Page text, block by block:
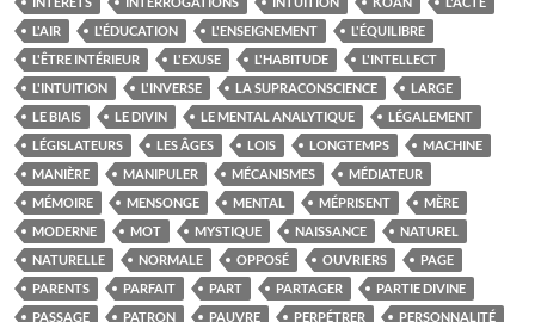
L'AIR
L'ÉDUCATION L'ENSEIGNEMENT
L'ÉQUILIBRE
L'ÊTRE INTÉRIEUR
L'EXUSE L'HABITUDE
L'INTELLECT
L'INTUITION
L'INVERSE LA SUPRACONSCIENCE
LARGE
LE BIAIS
LE DIVIN LE MENTAL ANALYTIQUE
LÉGALEMENT
LÉGISLATEURS
LES ÂGES LOIS LONGTEMPS
MACHINE
MANIÈRE
MANIPULER MÉCANISMES
MÉDIATEUR
MÉMOIRE
MENSONGE MENTAL MÉPRISENT
MÈRE
MODERNE
MOT MYSTIQUE NAISSANCE
NATUREL
NATURELLE
NORMALE OPPOSÉ OUVRIERS
PAGE
PARENTS
PARFAIT PART PARTAGER
PARTIE DIVINE
PASSAGE
PATRON PAUVRE PERPÉTRER
PERSONNALITÉ